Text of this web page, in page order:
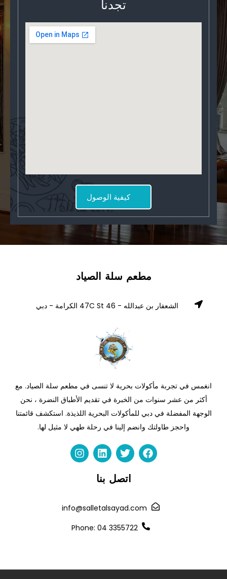
تجدنا
كيفية الوصول
مطعم سلة الصياد
الشعفار بن عبدالله - 46 47C St الكرامة - دبي
انغمس في تجربة مأكولات بحرية لا تنسى في مطعم سلة الصياد. مع
أكثر من عشر سنوات من الخبرة في تقديم الأطباق النضرة ، نحن
الوجهة المفضلة في دبي للمأكولات البحرية اللذيذة. استكشف قائمتنا
واحجز طاولتك وانضم إلينا في رحلة طهي لا مثيل لها.
F
a
c
k
T
w
i
t
L
i
n
k
e
n
I
n
s
a
m
اتصل بنا
info@salletalsayad.com
Phone: 04 3355722